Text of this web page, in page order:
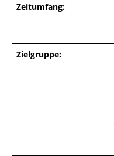
Zeitumfang:
Zielgruppe: